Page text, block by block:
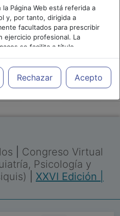
Página Web está referida a
y, por tanto, dirigida a
facultados para prescribir
ejercicio profesional. La
se facilita a título
responsabilidad de los
medicamentos y decidir, en
más adecuado a las
Rechazar Acepto
Congreso Virtual
Psicología y
XXVI Edición |